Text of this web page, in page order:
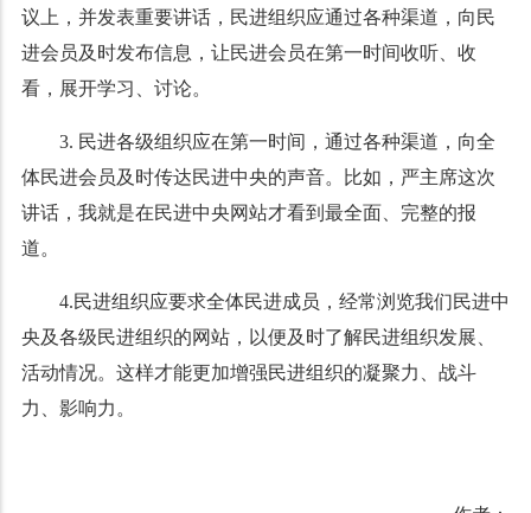
议上，并发表重要讲话，民进组织应通过各种渠道，向民
进会员及时发布信息，让民进会员在第一时间收听、收
看，展开学习、讨论。
3. 民进各级组织应在第一时间，通过各种渠道，向全
体民进会员及时传达民进中央的声音。比如，严主席这次
讲话，我就是在民进中央网站才看到最全面、完整的报
道。
4.民进组织应要求全体民进成员，经常浏览我们民进中
央及各级民进组织的网站，以便及时了解民进组织发展、
活动情况。这样才能更加增强民进组织的凝聚力、战斗
力、影响力。